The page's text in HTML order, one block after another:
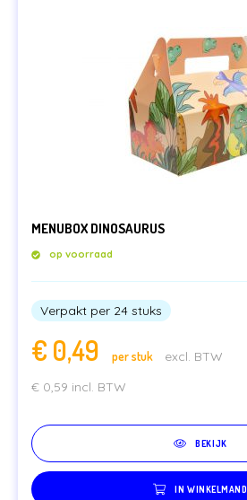
MENUBOX DINOSAURUS
op voorraad
Verpakt per 24 stuks
€ 0,49 per stuk
excl. BTW
€ 0,59 incl. BTW
BEKIJK
IN WINKELMAND